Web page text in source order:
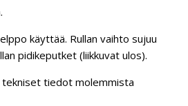
käyttää. Rullan vaihto sujuu
pidikeputket (liikkuvat ulos).
tiedot molemmista